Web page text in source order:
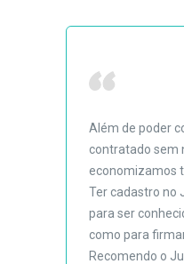
Além de poder
contratado sem
economizamos
Ter cadastro no
para ser
como para
Recomendo o